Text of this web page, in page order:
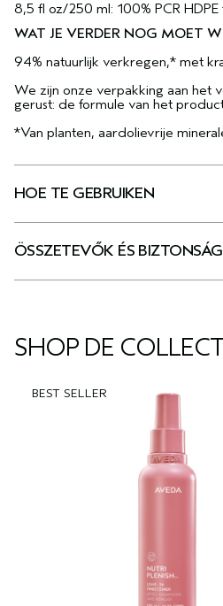
8,5 fl oz/250 ml: 100% PCR
WAT JE VERDER NOG MOET
94% natuurlijk verkregen,* met
We zijn onze verpakking aan het
gerust: de formule van het
*Van planten, aardolievrije
HOE TE GEBRUIKEN
ÖSSZETEVŐK ÉS BIZTONSÁG
SHOP DE
BEST SELLER